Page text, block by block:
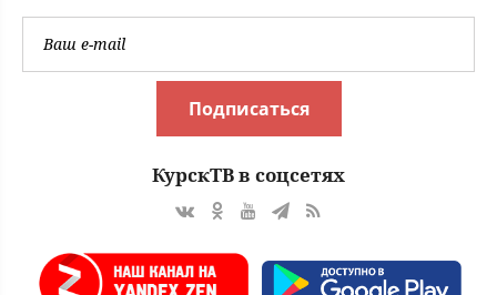
Подписаться
КурскТВ в соцсетях